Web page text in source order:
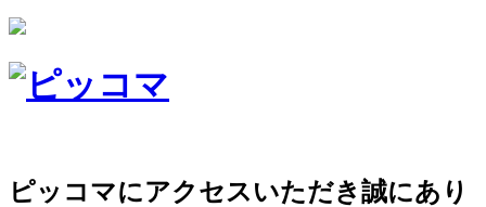
ピッコマにアクセスいただき誠にあり